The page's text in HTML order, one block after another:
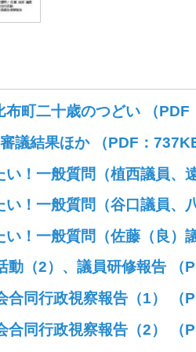
町二十歳のつどい （PDF
結果ほか （PDF：737KB
！一般質問（植西議員、
！一般質問（谷口議員、
！一般質問（佐藤（良）
（2）、議員研修報告 （
同行政視察報告（1） （
同行政視察報告（2） （